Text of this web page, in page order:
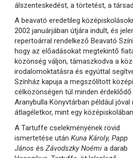
álszenteskedést, a törtetést, a
A beavató eredetileg
2002 januárjában útjára indult, és
repertoárral rendelkező Beavató
hogy az előadásokat megtekintő
közönség váljon, támaszkodva a
irodalomoktatásra és egyúttal
Színház kapuja a megszólított
célközönségen túl minden
Aranybulla Könyvtárban például
átlagéletkor, mint egy
A Tartuffe cselekményének rövid
ismertetése után Kuna Károly, Papp
János és Závodszky Noémi a darab